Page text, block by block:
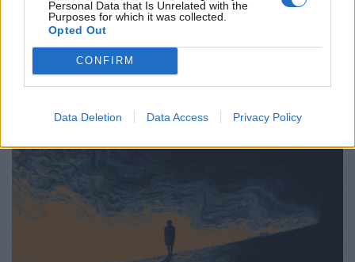
Personal Data that Is Unrelated with the
Purposes for which it was collected.
Opted Out
CONFIRM
Data Deletion Data Access Privacy Policy
11.04.26
Δεν έρχεται με θόρυβο, αλλά με επιμονή· το κάταγμα
κόπωσης είναι το μήνυμα του σώματος όταν η
υπερπροσπάθεια ξεπερνά τα όριά του.